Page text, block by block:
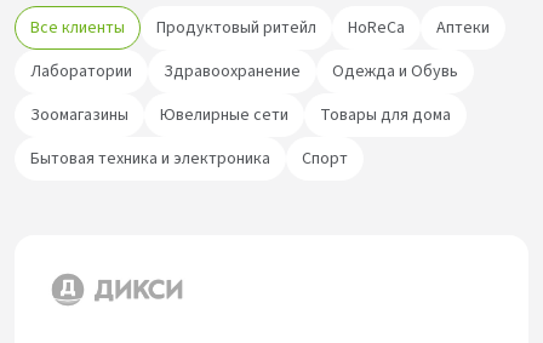
Все клиенты Продуктовый ритейл HoReCa
Аптеки
Лаборатории
Здравоохранение
Одежда и Обувь
Зоомагазины
Ювелирные сети
Товары для дома
Бытовая техника и электроника
Спорт